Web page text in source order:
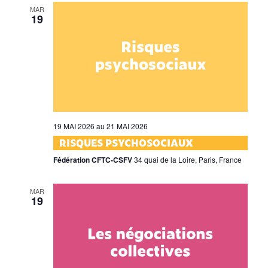
MAR
19
19 MAI 2026 au 21 MAI 2026
RISQUES PSYCHOSOCIAUX
Fédération CFTC-CSFV34 quai de la Loire, Paris, France
MAR
19